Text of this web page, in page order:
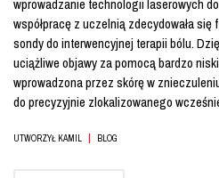
wprowadzanie technologii laserowych
współpracę z uczelnią zdecydowała
sondy do interwencyjnej terapii bólu.
uciążliwe objawy za pomocą bardzo
wprowadzona przez skórę w
do precyzyjnie zlokalizowanego
UTWORZYŁ KAMIL | BLOG